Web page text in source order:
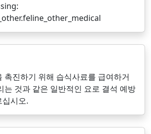
촉진하기 위해 습식사료를 급여하거
는 것과 같은 일반적인 요로 결석 예방
시오.